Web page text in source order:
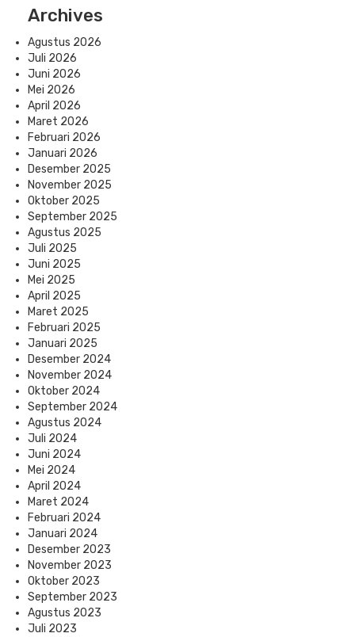
Archives
Agustus 2026
Juli 2026
Juni 2026
Mei 2026
April 2026
Maret 2026
Februari 2026
Januari 2026
Desember 2025
November 2025
Oktober 2025
September 2025
Agustus 2025
Juli 2025
Juni 2025
Mei 2025
April 2025
Maret 2025
Februari 2025
Januari 2025
Desember 2024
November 2024
Oktober 2024
September 2024
Agustus 2024
Juli 2024
Juni 2024
Mei 2024
April 2024
Maret 2024
Februari 2024
Januari 2024
Desember 2023
November 2023
Oktober 2023
September 2023
Agustus 2023
Juli 2023